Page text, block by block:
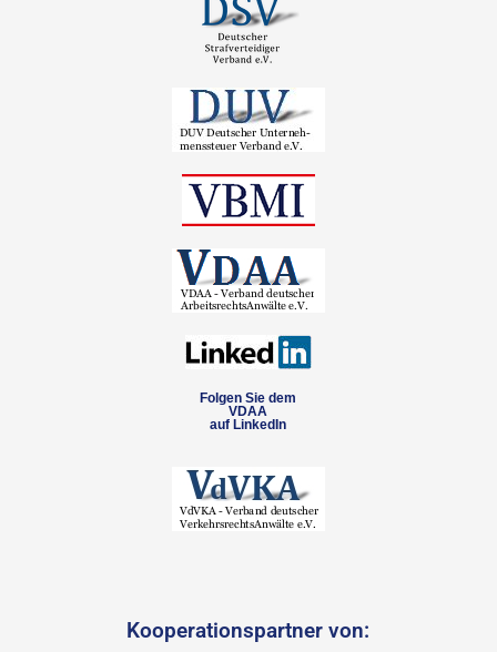
Folgen Sie dem
VDAA
auf LinkedIn
Kooperationspartner von: